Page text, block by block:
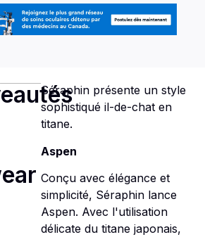
Séraphin présente un style
sophistiqué il-de-chat en
titane.
Aspen
Conçu avec élégance et
simplicité, Séraphin lance
Aspen. Avec l'utilisation
délicate du titane japonais,